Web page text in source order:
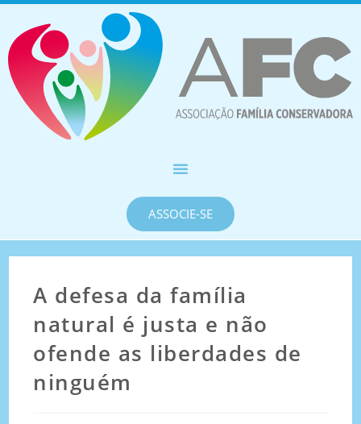
ASSOCIE-SE
A defesa da família
natural é justa e não
ofende as liberdades de
ninguém